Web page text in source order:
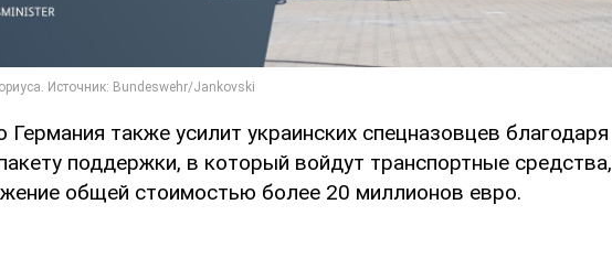
Германия также усилит украинских спецназовцев благодаря
поддержки, в который войдут транспортные средства,
общей стоимостью более 20 миллионов евро.